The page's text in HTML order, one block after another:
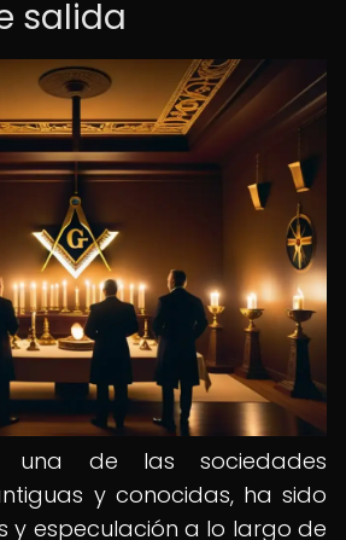
salida
una de las sociedades
y conocidas, ha sido
y especulación a lo largo de